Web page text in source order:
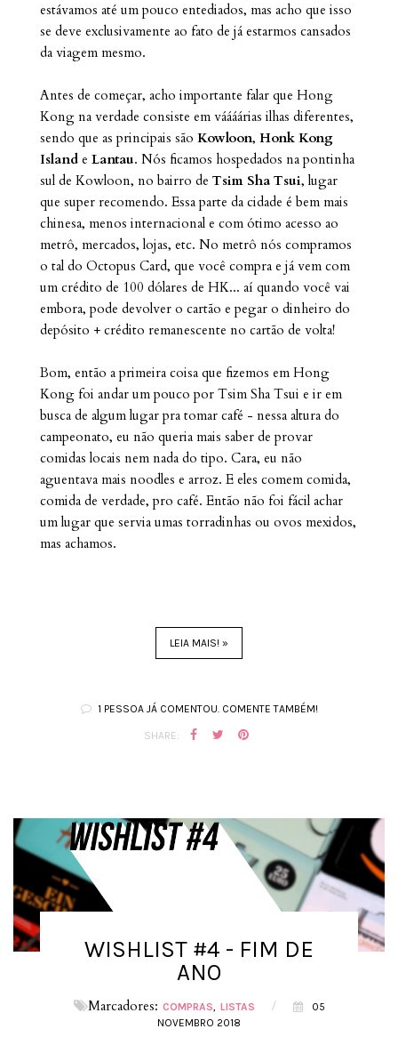
estávamos até um pouco entediados, mas acho que isso
se deve exclusivamente ao fato de já estarmos cansados
da viagem mesmo.
Antes de começar, acho importante falar que Hong
Kong na verdade consiste em váááárias ilhas diferentes,
sendo que as principais são Kowloon, Honk Kong
Island e Lantau. Nós ficamos hospedados na pontinha
sul de Kowloon, no bairro de Tsim Sha Tsui, lugar
que super recomendo. Essa parte da cidade é bem mais
chinesa, menos internacional e com ótimo acesso ao
metrô, mercados, lojas, etc. No metrô nós compramos
o tal do Octopus Card, que você compra e já vem com
um crédito de 100 dólares de HK... aí quando você vai
embora, pode devolver o cartão e pegar o dinheiro do
depósito + crédito remanescente no cartão de volta!
Bom, então a primeira coisa que fizemos em Hong
Kong foi andar um pouco por Tsim Sha Tsui e ir em
busca de algum lugar pra tomar café - nessa altura do
campeonato, eu não queria mais saber de provar
comidas locais nem nada do tipo. Cara, eu não
aguentava mais noodles e arroz. E eles comem comida,
comida de verdade, pro café. Então não foi fácil achar
um lugar que servia umas torradinhas ou ovos mexidos,
mas achamos.
LEIA MAIS! »
1 PESSOA JÁ COMENTOU. COMENTE TAMBÉM!
SHARE:
WISHLIST #4 - FIM DE
ANO
Marcadores: COMPRAS LISTAS /
05
NOVEMBRO 2018